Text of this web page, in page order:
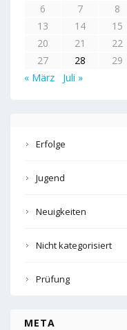
6
7 8
13
14 15
20
21 22
27
28 29
« März
Juli »
Erfolge
Jugend
Neuigkeiten
Nicht kategorisiert
Prüfung
META